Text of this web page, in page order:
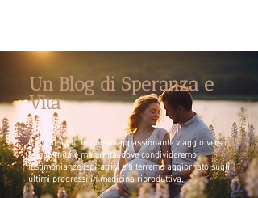
Un Blog di Speranza e
Vita
Unisciti a noi in questo appassionante viaggio verso
la paternità e maternità, dove condivideremo
testimonianze ispiratrici e ti terremo aggiornato sugli
ultimi progressi in medicina riproduttiva.